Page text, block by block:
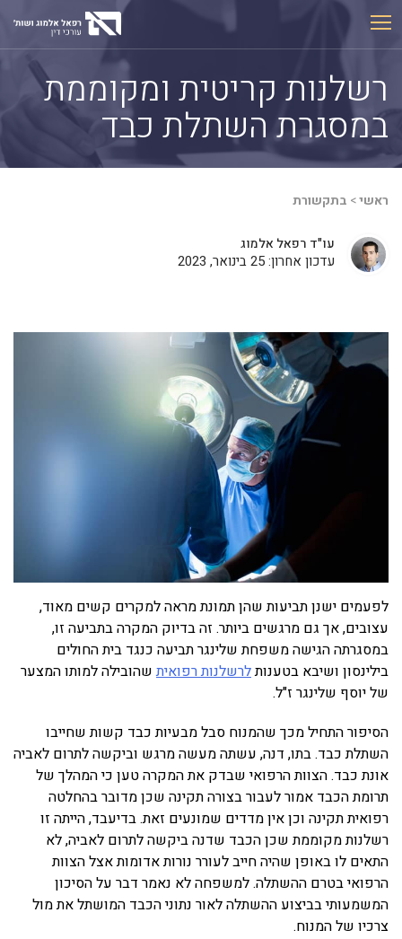
Skip
to
content
רשלנות קריטית ומקוממת
במסגרת השתלת כבד
ראשי> בתקשורת
עו"ד רפאל אלמוג
עדכון אחרון: 25 בינואר, 2023
לפעמים ישנן תביעות שהן תמונת מראה למקרים קשים מאוד,
עצובים, אך גם מרגשים ביותר. זה בדיוק המקרה בתביעה זו,
במסגרתה הגישה משפחת שלינגר תביעה כנגד בית החולים
בילינסון ושיבא בטענותלרשלנות רפואיתשהובילה למותו המצער
של יוסף שלינגר ז"ל.
הסיפור התחיל מכך שהמנוח סבל מבעיות כבד קשות שחייבו
השתלת כבד. בתו, דנה, עשתה מעשה מרגש וביקשה לתרום לאביה
אונת כבד. הצוות הרפואי שבדק את המקרה טען כי המהלך של
תרומת הכבד אמור לעבור בצורה תקינה שכן מדובר בהחלטה
רפואית תקינה וכן אין מדדים שמונעים זאת. בדיעבד, הייתה זו
רשלנות מקוממת שכן הכבד שדנה ביקשה לתרום לאביה, לא
התאים לו באופן שהיה חייב לעורר נורות אדומות אצל הצוות
הרפואי בטרם ההשתלה. למשפחה לא נאמר דבר על הסיכון
המשמעותי בביצוע ההשתלה לאור נתוני הכבד המושתל את מול
צרכיו של המנוח.